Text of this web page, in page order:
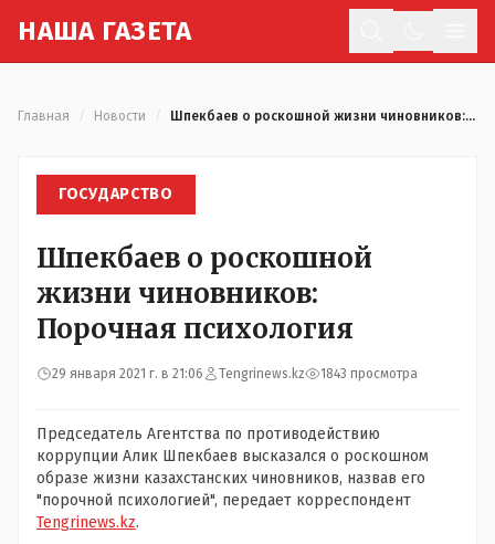
НАША ГАЗЕТА
Главная Новости Шпекбаев о роскошной жизни чиновников: Порочная психология
ГОСУДАРСТВО
Шпекбаев о роскошной
жизни чиновников:
Порочная психология
29 января 2021 г. в 21:06 Tengrinews.kz 1843 просмотра
Председатель Агентства по противодействию
коррупции Алик Шпекбаев высказался о роскошном
образе жизни казахстанских чиновников, назвав его
"порочной психологией", передает корреспондент
Tengrinews.kz.